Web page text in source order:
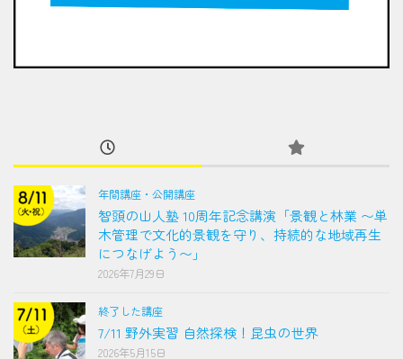
年間講座・公開講座
智頭の山人塾 10周年記念講演「景観と林業 〜単
木管理で文化的景観を守り、持続的な地域再生
につなげよう〜」
2026年7月29日
終了した講座
7/11 野外実習 自然探検！昆虫の世界
2026年5月15日